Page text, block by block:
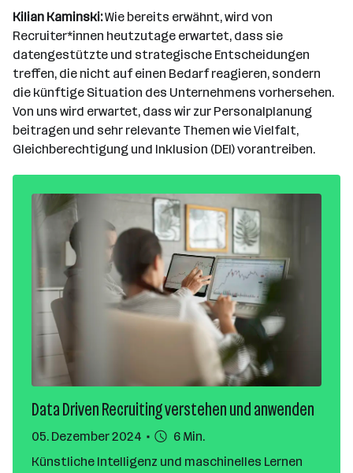
Kilian Kaminski:Wie bereits erwähnt, wird von
Recruiter*innen heutzutage erwartet, dass sie
datengestützte und strategische Entscheidungen
treffen, die nicht auf einen Bedarf reagieren, sondern
die künftige Situation des Unternehmens vorhersehen.
Von uns wird erwartet, dass wir zur Personalplanung
beitragen und sehr relevante Themen wie Vielfalt,
Gleichberechtigung und Inklusion (DEI) vorantreiben.
Data Driven Recruiting verstehen und anwenden
05. Dezember 2024
6 Min.
Künstliche Intelligenz und maschinelles Lernen